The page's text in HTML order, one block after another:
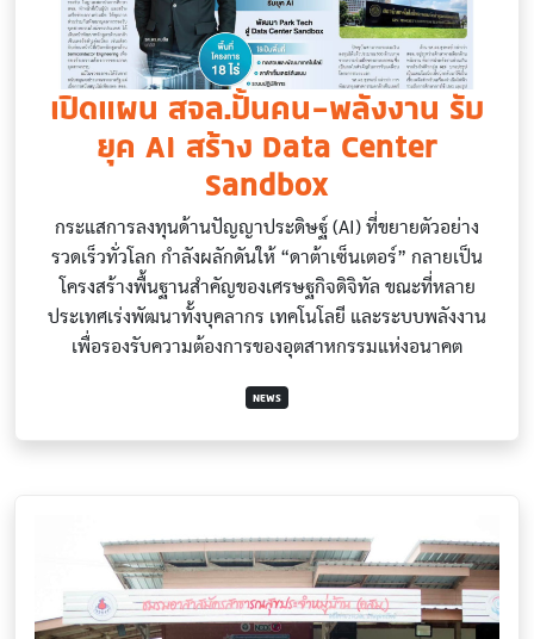
เปิดแผน สจล.ปั้นคน-พลังงาน รับ
ยุค AI สร้าง Data Center
Sandbox
กระแสการลงทุนด้านปัญญาประดิษฐ์ (AI) ที่ขยายตัวอย่าง
รวดเร็วทั่วโลก กำลังผลักดันให้ “ดาต้าเซ็นเตอร์” กลายเป็น
โครงสร้างพื้นฐานสำคัญของเศรษฐกิจดิจิทัล ขณะที่หลาย
ประเทศเร่งพัฒนาทั้งบุคลากร เทคโนโลยี และระบบพลังงาน
เพื่อรองรับความต้องการของอุตสาหกรรมแห่งอนาคต
NEWS